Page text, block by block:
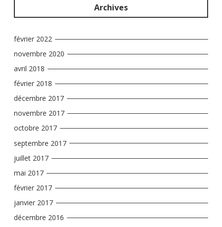
Archives
février 2022
novembre 2020
avril 2018
février 2018
décembre 2017
novembre 2017
octobre 2017
septembre 2017
juillet 2017
mai 2017
février 2017
janvier 2017
décembre 2016